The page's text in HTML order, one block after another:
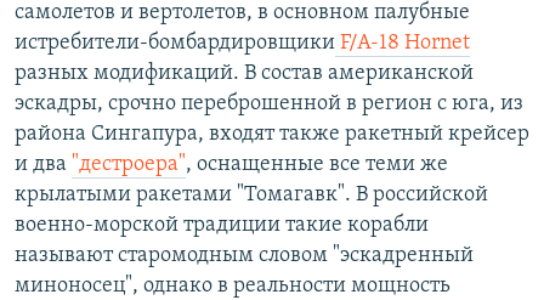
самолетов и вертолетов, в основном палубные
истребители-бомбардировщики F/A-18 Hornet
разных модификаций. В состав американской
эскадры, срочно переброшенной в регион с юга, из
района Сингапура, входят также ракетный крейсер
и два "дестроера", оснащенные все теми же
крылатыми ракетами "Томагавк". В российской
военно-морской традиции такие корабли
называют старомодным словом "эскадренный
миноносец", однако в реальности мощность